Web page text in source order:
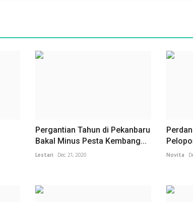
Pergantian Tahun di Pekanbaru
Bakal Minus Pesta Kembang...
Lestari Dec 21, 2020 Novita